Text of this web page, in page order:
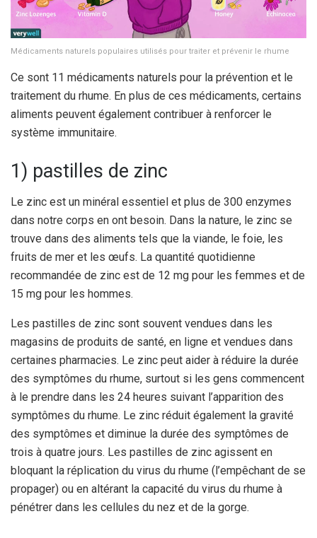
Médicaments naturels populaires utilisés pour traiter et prévenir le rhume
Ce sont 11 médicaments naturels pour la prévention et le
traitement du rhume. En plus de ces médicaments, certains
aliments peuvent également contribuer à renforcer le
système immunitaire.
1) pastilles de zinc
Le zinc est un minéral essentiel et plus de 300 enzymes
dans notre corps en ont besoin. Dans la nature, le zinc se
trouve dans des aliments tels que la viande, le foie, les
fruits de mer et les œufs. La quantité quotidienne
recommandée de zinc est de 12 mg pour les femmes et de
15 mg pour les hommes.
Les pastilles de zinc sont souvent vendues dans les
magasins de produits de santé, en ligne et vendues dans
certaines pharmacies. Le zinc peut aider à réduire la durée
des symptômes du rhume, surtout si les gens commencent
à le prendre dans les 24 heures suivant l’apparition des
symptômes du rhume. Le zinc réduit également la gravité
des symptômes et diminue la durée des symptômes de
trois à quatre jours. Les pastilles de zinc agissent en
bloquant la réplication du virus du rhume (l’empêchant de se
propager) ou en altérant la capacité du virus du rhume à
pénétrer dans les cellules du nez et de la gorge.